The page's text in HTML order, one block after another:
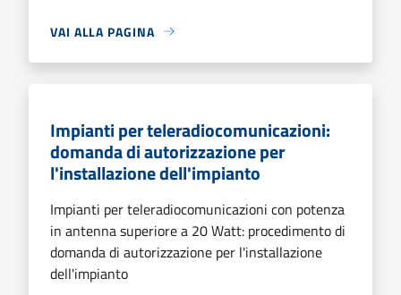
VAI ALLA PAGINA
Impianti per teleradiocomunicazioni:
domanda di autorizzazione per
l'installazione dell'impianto
Impianti per teleradiocomunicazioni con potenza
in antenna superiore a 20 Watt: procedimento di
domanda di autorizzazione per l'installazione
dell'impianto